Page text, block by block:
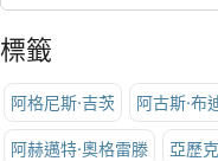
標籤
阿格尼斯·吉茨 阿古斯·布
阿赫邁特·奧格雷滕 亞歷